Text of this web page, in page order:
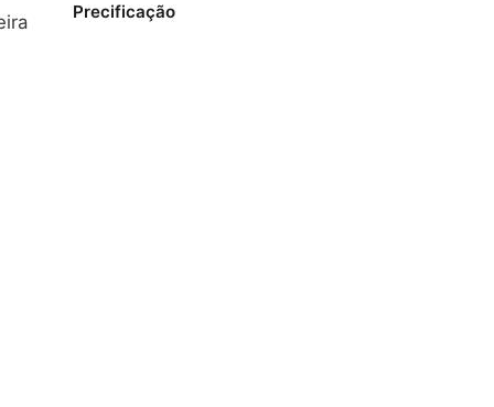
Precificação